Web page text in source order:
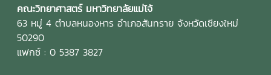
คณะวิทยาศาสตร์ มหาวิทยาลัยแม่โจ้
63 หมู่ 4 ตำบลหนองหาร อำเภอสันทราย จังหวัดเชียงใหม่
50290
แฟกซ์ : 0 5387 3827